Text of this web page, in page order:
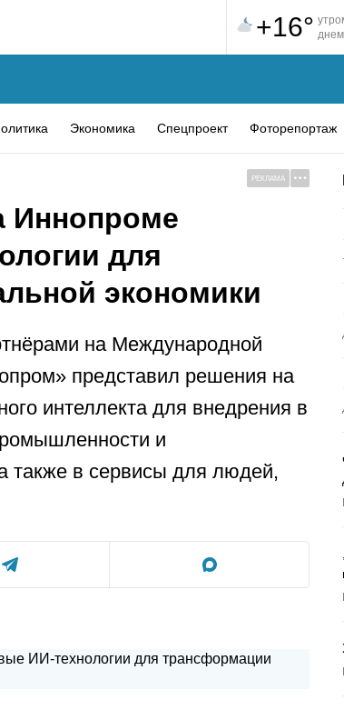
+16°
Экономика Спецпроект Фоторепортаж
РЕКЛАМА
Иннопроме
для
экономики
на Международной
представил решения на
интеллекта для внедрения в
и
также в сервисы для людей,